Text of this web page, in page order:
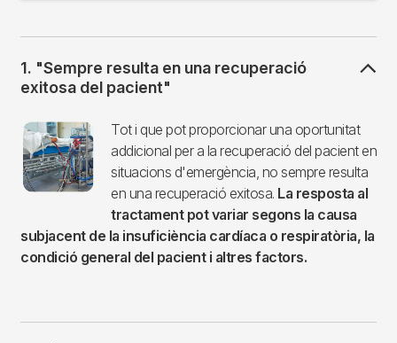
1. "Sempre resulta en una recuperació
exitosa del pacient"
Imagen
Tot i que pot proporcionar una oportunitat
addicional per a la recuperació del pacient en
situacions d'emergència, no sempre resulta
en una recuperació exitosa. La resposta al
tractament pot variar segons la causa
subjacent de la insuficiència cardíaca o respiratòria, la
condició general del pacient i altres factors.